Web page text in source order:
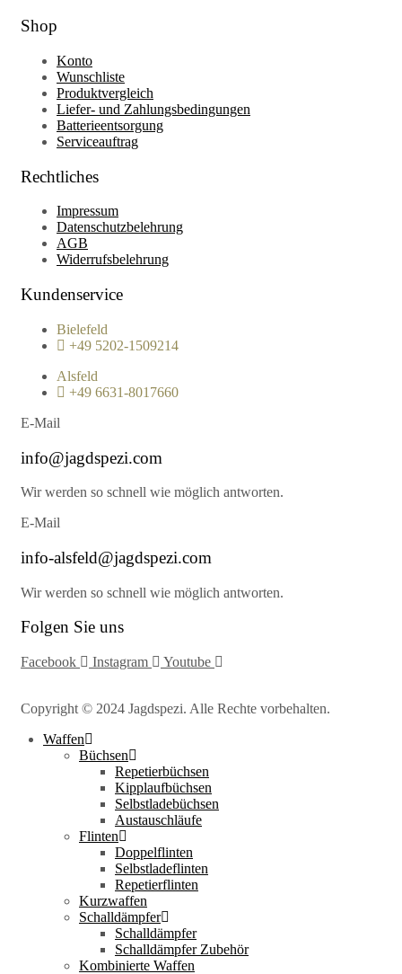
Shop
Konto
Wunschliste
Produktvergleich
Liefer- und Zahlungsbedingungen
Batterieentsorgung
Serviceauftrag
Rechtliches
Impressum
Datenschutzbelehrung
AGB
Widerrufsbelehrung
Kundenservice
Bielefeld
+49 5202-1509214
Alsfeld
+49 6631-8017660
E-Mail
info@jagdspezi.com
Wir werden so schnell wie möglich antworten.
E-Mail
info-alsfeld@jagdspezi.com
Wir werden so schnell wie möglich antworten.
Folgen Sie uns
Facebook Instagram Youtube
Copyright © 2024 Jagdspezi. Alle Rechte vorbehalten.
Waffen
Büchsen
Repetierbüchsen
Kipplaufbüchsen
Selbstladebüchsen
Austauschläufe
Flinten
Doppelflinten
Selbstladeflinten
Repetierflinten
Kurzwaffen
Schalldämpfer
Schalldämpfer
Schalldämpfer Zubehör
Kombinierte Waffen